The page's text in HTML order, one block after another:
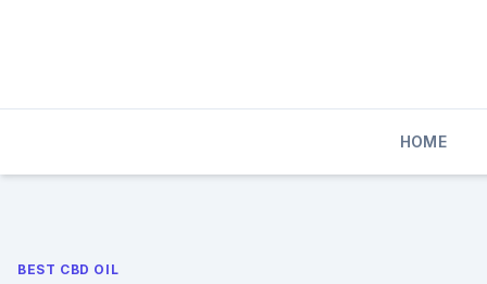
HOME
BEST CBD OIL